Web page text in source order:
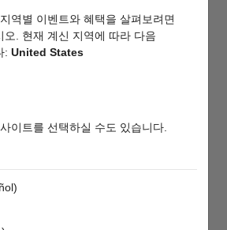
역별 이벤트와 혜택을 살펴보려면
오. 현재 계신 지역에 따라 다음
: United States
이트를 선택하실 수도 있습니다.